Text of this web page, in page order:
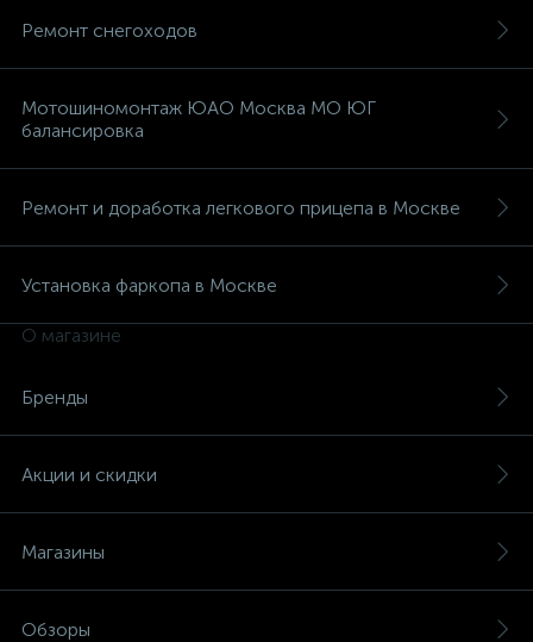
Ремонт снегоходов
Мотошиномонтаж ЮАО Москва МО ЮГ
балансировка
Ремонт и доработка легкового прицепа в Москве
Установка фаркопа в Москве
О магазине
Бренды
Акции и скидки
Магазины
Обзоры